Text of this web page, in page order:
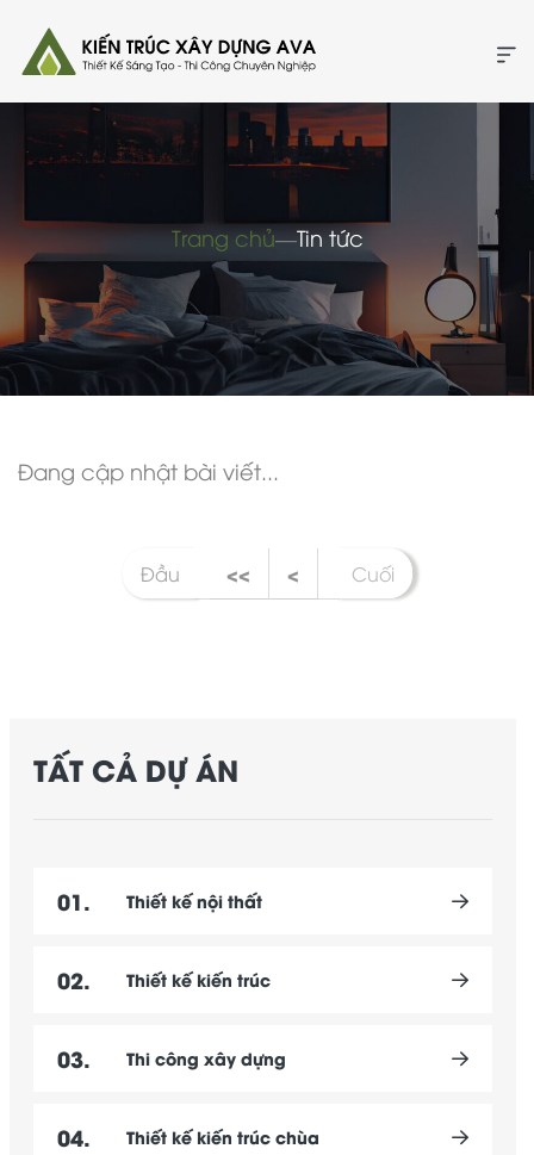
Trang chủ―Tin tức
Đang cập nhật bài viết...
Đầu << < Cuối
TẤT CẢ DỰ ÁN
01. Thiết kế nội thất
02. Thiết kế kiến trúc
03. Thi công xây dựng
04. Thiết kế kiến trúc chùa